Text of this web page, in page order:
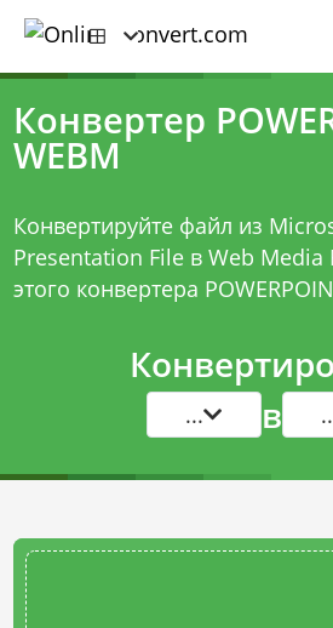
Конвертер
WEBM
Конвертируйте файл из
Presentation File в Web
этого конвертера
... в